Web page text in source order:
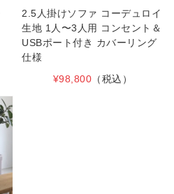
2.5人掛けソファ コーデュロイ
生地 1人〜3人用 コンセント＆
USBポート付き カバーリング
仕様
¥98,800 （税込）